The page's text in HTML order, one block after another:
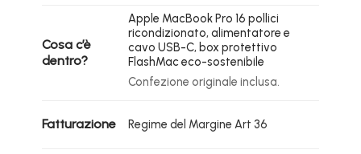
Cosa c’è
dentro?
Apple MacBook Pro 16 pollici
ricondizionato, alimentatore e
cavo USB-C, box protettivo
FlashMac eco-sostenibile
Confezione originale inclusa.
Fatturazione Regime del Margine Art 36